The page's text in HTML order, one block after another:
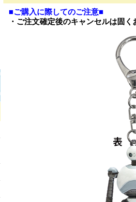
■ご購入に際してのご注意■
・ご注文確定後のキャンセルは固